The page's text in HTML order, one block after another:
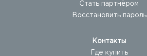
Стать партнёром
Восстановить пароль
Контакты
Где купить